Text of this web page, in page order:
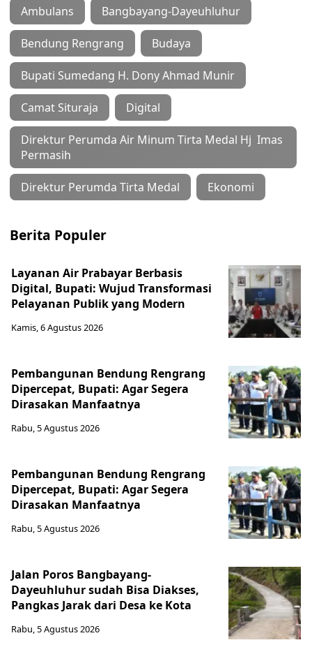
Ambulans Bangbayang-Dayeuhluhur
Bendung Rengrang Budaya
Bupati Sumedang H. Dony Ahmad Munir
Camat Situraja Digital
Direktur Perumda Air Minum Tirta Medal Hj Imas
Permasih
Direktur Perumda Tirta Medal Ekonomi
Berita Populer
Layanan Air Prabayar Berbasis
Digital, Bupati: Wujud Transformasi
Pelayanan Publik yang Modern
Kamis, 6 Agustus 2026
Pembangunan Bendung Rengrang
Dipercepat, Bupati: Agar Segera
Dirasakan Manfaatnya
Rabu, 5 Agustus 2026
Pembangunan Bendung Rengrang
Dipercepat, Bupati: Agar Segera
Dirasakan Manfaatnya
Rabu, 5 Agustus 2026
Jalan Poros Bangbayang-
Dayeuhluhur sudah Bisa Diakses,
Pangkas Jarak dari Desa ke Kota
Rabu, 5 Agustus 2026